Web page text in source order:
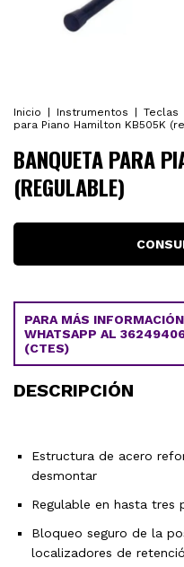
Inicio | Instrumentos | Teclas
para Piano Hamilton KB505K
BANQUETA PARA
(REGULABLE)
PARA MÁS
WHATSAPP AL
(CTES)
DESCRIPCIÓN
Estructura de acero
desmontar
Regulable en hasta tres
Bloqueo seguro de la
localizadores de